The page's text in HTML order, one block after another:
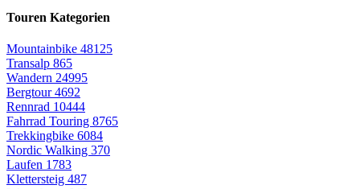
Touren Kategorien
Mountainbike 48125
Transalp 865
Wandern 24995
Bergtour4692
Rennrad 10444
Fahrrad Touring 8765
Trekkingbike 6084
Nordic Walking 370
Laufen 1783
Klettersteig 487